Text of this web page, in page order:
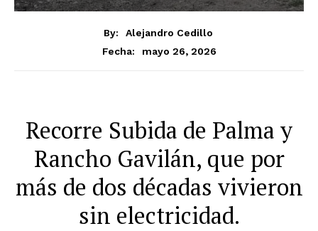
By:
Alejandro Cedillo
Fecha:
mayo 26, 2026
Recorre Subida de Palma y
Rancho Gavilán, que por
más de dos décadas vivieron
sin electricidad.